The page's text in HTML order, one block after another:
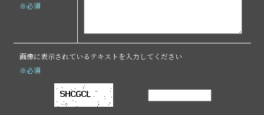
※必須
画像に表示されているテキストを入力してください
※必須